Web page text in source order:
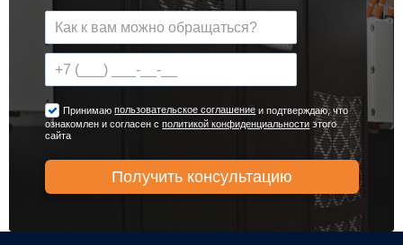
Принимаюпользовательское соглашение и подтверждаю, что
ознакомлен и согласен сполитикой конфиденциальности этого
сайта